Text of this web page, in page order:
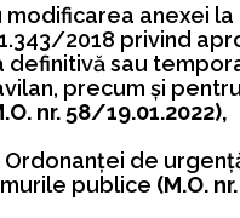
modificarea anexei
2018 privind
sau
precum şi
nr. 58/19.01.2022),
de
publice (M.O.